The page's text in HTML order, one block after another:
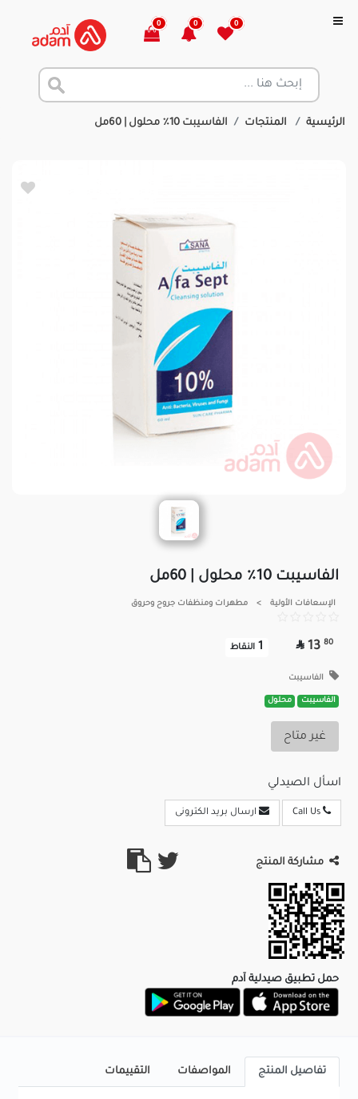
0
0
0
الرئيسية المنتجات الفاسيبت 10٪ محلول | 60مل
الفاسيبت 10٪ محلول | 60مل
الإسعافات الأولية > مطهرات ومنظفات جروح وحروق
80
13

1 النقاط
الفاسيبت
الفاسيبت محلول
غير متاح
اسأل الصيدلي
ارسال بريد الكترونى
مشاركة المنتج
حمل تطبيق صيدلية آدم
تفاصيل المنتج المواصفات التقييمات